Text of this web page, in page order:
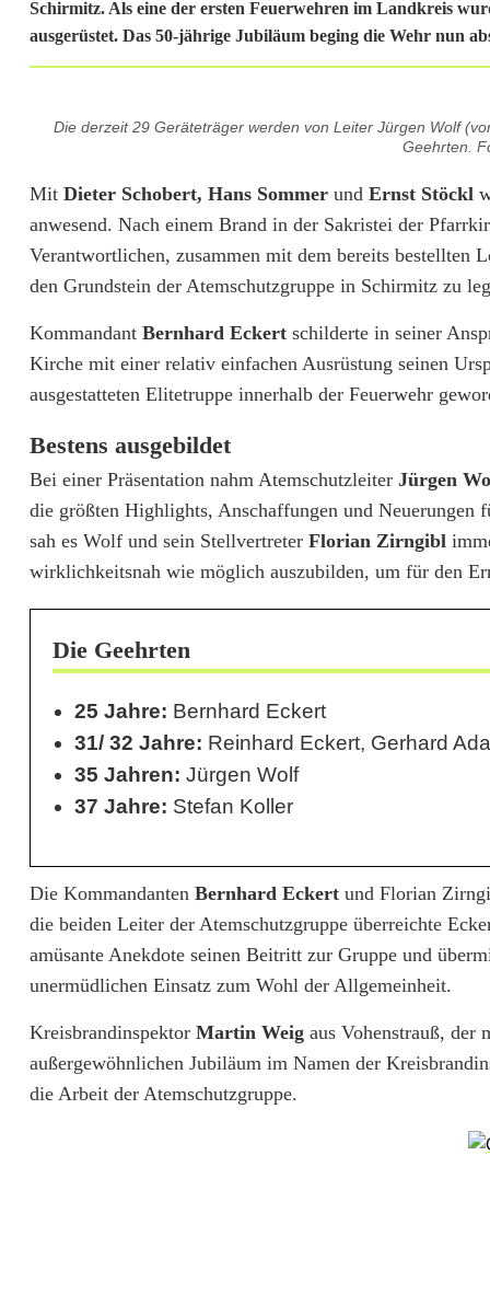
Schirmitz. Als eine der ersten Feuerwehren im Landkreis
ausgerüstet. Das 50-jährige Jubiläum beging die Wehr nun
J
a
h
e
A
t
e
m
s
c
u
p
e
d
e
Die derzeit 29 Geräteträger werden von Leiter Jürgen Wolf
Geehrten.
Mit Dieter Schobert, Hans Sommer und Ernst Stöckl
anwesend. Nach einem Brand in der Sakristei der
Verantwortlichen, zusammen mit dem bereits bestellten
den Grundstein der Atemschutzgruppe in Schirmitz zu
Kommandant Bernhard Eckert schilderte in seiner
Kirche mit einer relativ einfachen Ausrüstung seinen
ausgestatteten Elitetruppe innerhalb der Feuerwehr
Bestens ausgebildet
Bei einer Präsentation nahm Atemschutzleiter Jürgen
die größten Highlights, Anschaffungen und
sah es Wolf und sein Stellvertreter Florian Zirngibl
wirklichkeitsnah wie möglich auszubilden, um für den
Die Geehrten
25 Jahre: Bernhard Eckert
31/ 32 Jahre: Reinhard Eckert, Gerhard
35 Jahren: Jürgen Wolf
37 Jahre: Stefan Koller
Die Kommandanten Bernhard Eckert und Florian
die beiden Leiter der Atemschutzgruppe überreichte
amüsante Anekdote seinen Beitritt zur Gruppe und
unermüdlichen Einsatz zum Wohl der Allgemeinheit.
Kreisbrandinspektor Martin Weig aus Vohenstrauß, der
außergewöhnlichen Jubiläum im Namen der
die Arbeit der Atemschutzgruppe.